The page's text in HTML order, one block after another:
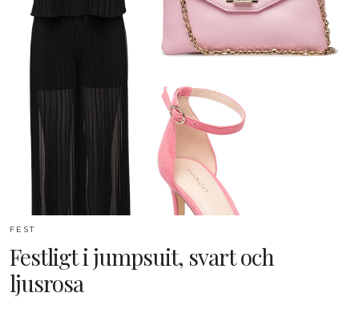
FEST
Festligt i jumpsuit, svart och
ljusrosa